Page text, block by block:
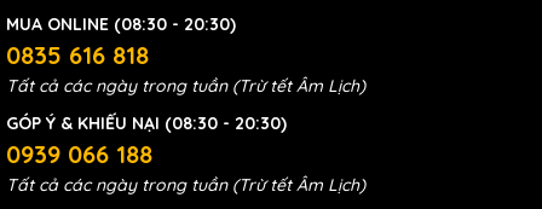
MUA ONLINE (08:30 - 20:30)
0835 616 818
Tất cả các ngày trong tuần (Trừ tết Âm Lịch)
GÓP Ý & KHIẾU NẠI (08:30 - 20:30)
0939 066 188
Tất cả các ngày trong tuần (Trừ tết Âm Lịch)